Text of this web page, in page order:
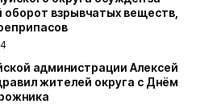
оборот взрывчатых веществ,
администрации Алексей
жителей округа с Днём